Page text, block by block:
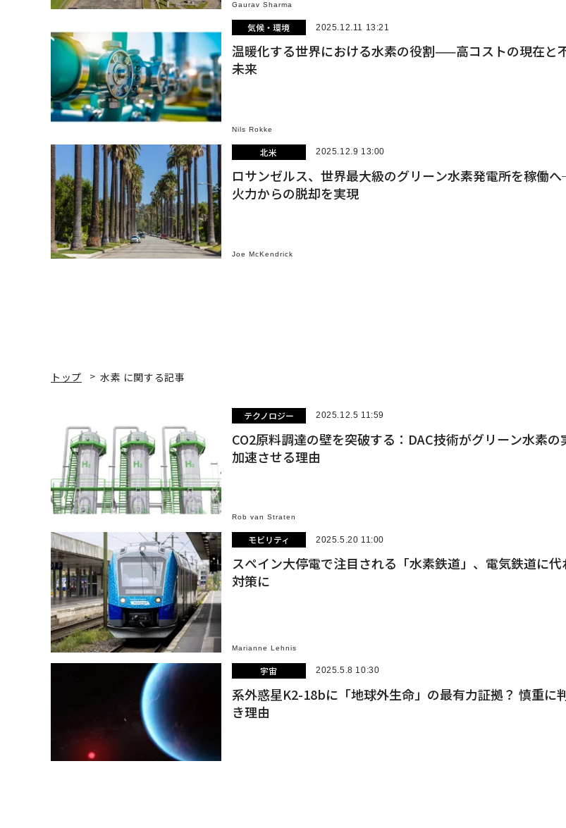
Gaurav Sharma
気候・環境 2025.12.11 13:21
温暖化する世界における水素の役割——高コストの現在と
未来
Nils Rokke
北米 2025.12.9 13:00
ロサンゼルス、世界最大級のグリーン水素発電所を稼働
火力からの脱却を実現
Joe McKendrick
トップ 水素 に関する記事
テクノロジー 2025.12.5 11:59
CO2原料調達の壁を突破する：DAC技術がグリーン水素の
加速させる理由
Rob van Straten
モビリティ 2025.5.20 11:00
スペイン大停電で注目される「水素鉄道」、電気鉄道に
対策に
Marianne Lehnis
宇宙 2025.5.8 10:30
系外惑星K2-18bに「地球外生命」の最有力証拠？ 慎重に
き理由